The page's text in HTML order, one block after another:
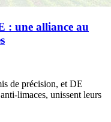
: une alliance au
de précision, et DE
limaces, unissent leurs